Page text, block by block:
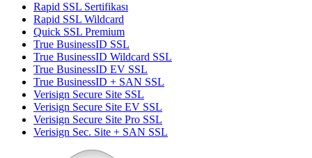
Rapid SSL Sertifikası
Rapid SSL Wildcard
Quick SSL Premium
True BusinessID SSL
True BusinessID Wildcard SSL
True BusinessID EV SSL
True BusinessID + SAN SSL
Verisign Secure Site SSL
Verisign Secure Site EV SSL
Verisign Secure Site Pro SSL
Verisign Sec. Site + SAN SSL